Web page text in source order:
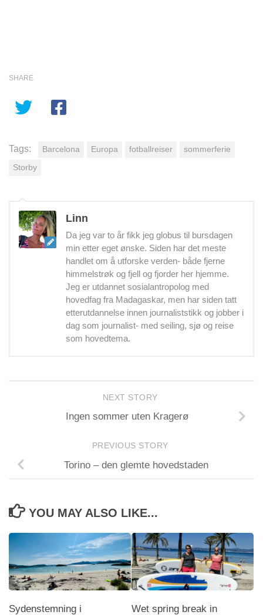
SHARE
Tags: Barcelona Europa fotballreiser sommerferie
Storby
Linn
Da jeg var to år fikk jeg globus til bursdagen
min etter eget ønske. Siden har det meste
handlet om å utforske verden- både fjerne
himmelstrøk og fjell og fjorder her hjemme.
Jeg er utdannet sosialantropolog med
hovedfag fra Madagaskar, men har siden tatt
etterutdannelse innen journaliststikk og jobber i
dag som journalist- med seiling, sjø og reise
som hovedtema.
NEXT STORY
Ingen sommer uten Kragerø
PREVIOUS STORY
Torino – den glemte hovedstaden
YOU MAY ALSO LIKE...
Sydenstemning i
Wet spring break in